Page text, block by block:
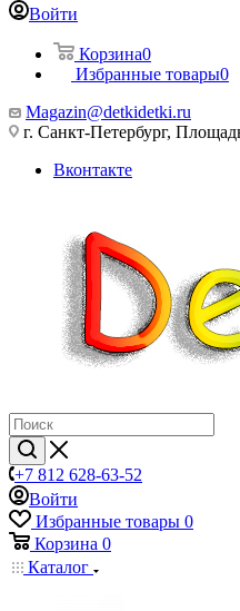
Войти
Корзина0
Избранные товары0
Magazin@detkidetki.ru
г. Санкт-Петербург,
Вконтакте
+7 812 628-63-52
Войти
Избранные товары 0
Корзина 0
Каталог